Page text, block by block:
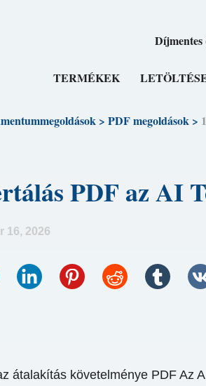
TERMÉKEK
> PDF megoldások>
PDF az AI
16, 2026
átalakítás követelménye PDF